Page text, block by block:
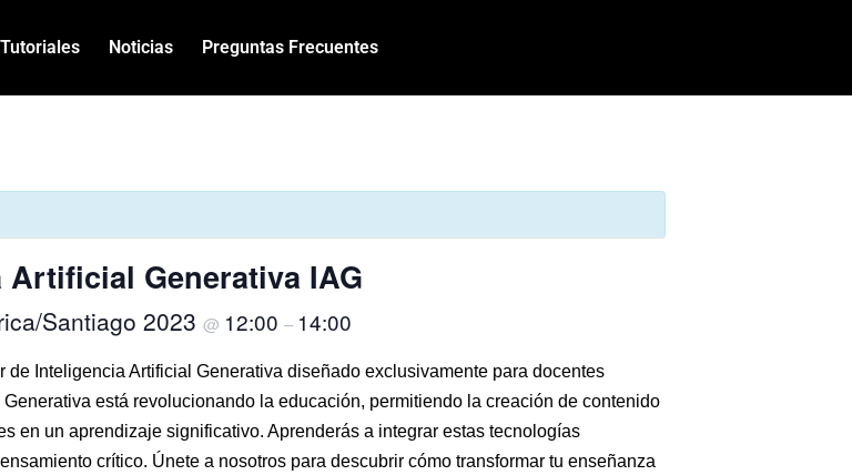
Tutoriales Noticias Preguntas Frecuentes
Artificial Generativa IAG
Santiago 2023 @ 12:00 – 14:00
Inteligencia Artificial Generativa diseñado exclusivamente para docentes
está revolucionando la educación, permitiendo la creación de contenido
en un aprendizaje significativo. Aprenderás a integrar estas tecnologías
crítico. Únete a nosotros para descubrir cómo transformar tu enseñanza